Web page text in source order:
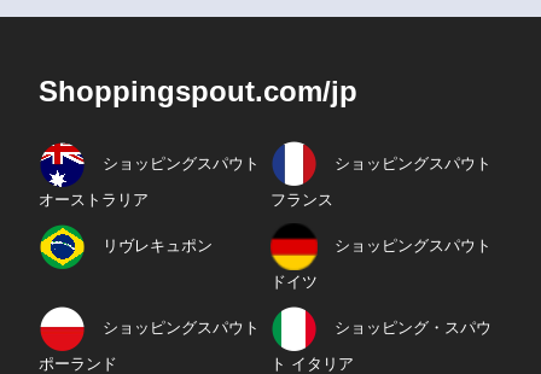
Shoppingspout.com/jp
ショッピングスパウト
オーストラリア
ショッピングスパウト
フランス
リヴレキュポン ショッピングスパウト
ドイツ
ショッピングスパウト
ポーランド
ショッピング・スパウ
ト イタリア